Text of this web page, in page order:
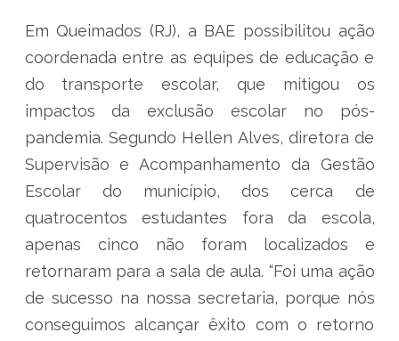
Em Queimados (RJ), a BAE possibilitou ação
coordenada entre as equipes de educação e
do transporte escolar, que mitigou os
impactos da exclusão escolar no pós-
pandemia. Segundo Hellen Alves, diretora de
Supervisão e Acompanhamento da Gestão
Escolar do município, dos cerca de
quatrocentos estudantes fora da escola,
apenas cinco não foram localizados e
retornaram para a sala de aula. “Foi uma ação
de sucesso na nossa secretaria, porque nós
conseguimos alcançar êxito com o retorno